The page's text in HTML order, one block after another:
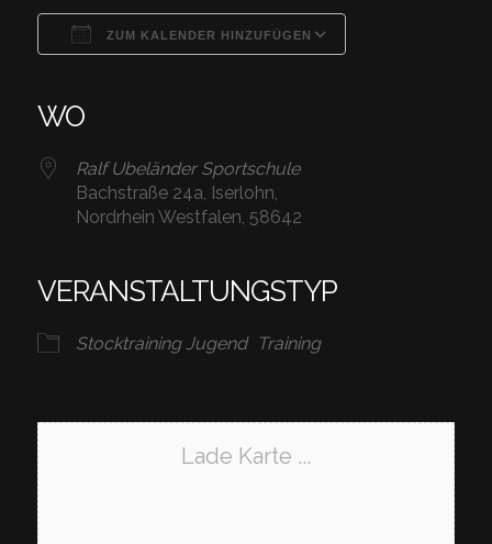
ZUM KALENDER HINZUFÜGEN
WO
Ralf Ubeländer Sportschule
Bachstraße 24a, Iserlohn,
Nordrhein Westfalen, 58642
VERANSTALTUNGSTYP
Stocktraining Jugend Training
Lade Karte ...